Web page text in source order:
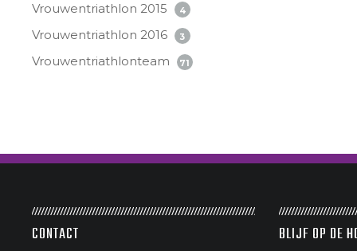
Vrouwentriathlon 2015 4
Vrouwentriathlon 2016 3
Vrouwentriathlonteam 71
CONTACT BLIJF OP DE